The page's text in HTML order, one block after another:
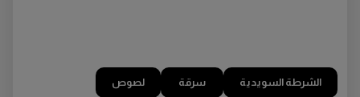
الشرطة السويدية سرقة لصوص